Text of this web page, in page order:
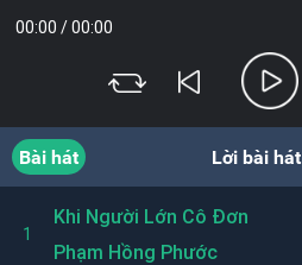
00:00 /00:00
Bài hát Lời bài hát
1
Khi Người Lớn Cô Đơn
Phạm Hồng Phước